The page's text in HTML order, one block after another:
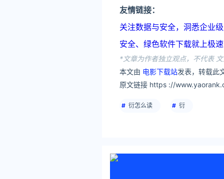
友情链接：
关注数据与安全，洞悉企业
安全、绿色软件下载就上极
*文章为作者独立观点，不代表
本文由 电影下载站发表，转载此
原文链接 https ://
衍怎么读 衍